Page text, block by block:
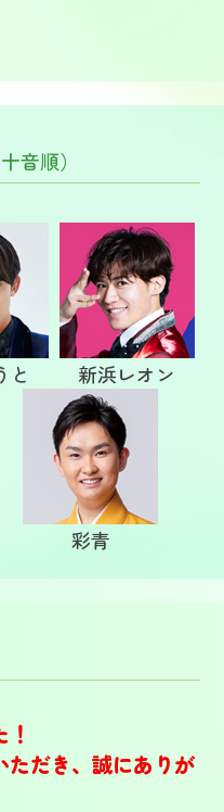
音順）
と 新浜レオン
彩青
ただき、誠にありが